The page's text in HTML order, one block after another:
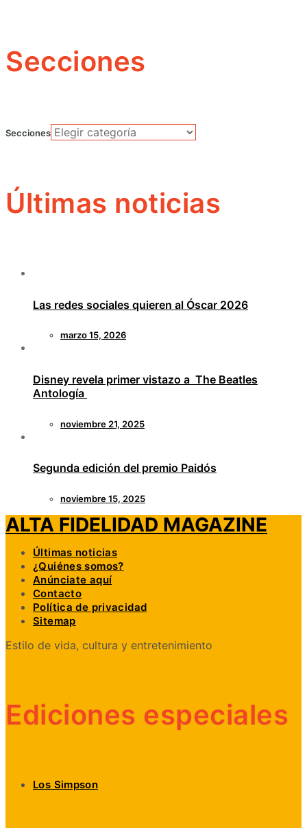
Secciones
Secciones
Últimas noticias
Las redes sociales quieren al Óscar 2026
marzo 15, 2026
Disney revela primer vistazo a The Beatles
Antología
noviembre 21, 2025
Segunda edición del premio Paidós
noviembre 15, 2025
ALTA FIDELIDAD MAGAZINE
Últimas noticias
¿Quiénes somos?
Anúnciate aquí
Contacto
Política de privacidad
Sitemap
Estilo de vida, cultura y entretenimiento
Ediciones especiales
Los Simpson